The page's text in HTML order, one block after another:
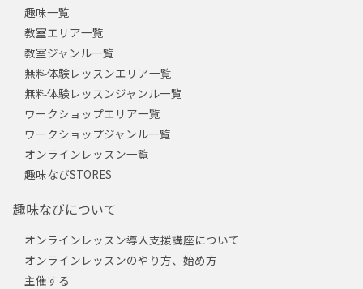
趣味一覧
教室エリア一覧
教室ジャンル一覧
無料体験レッスンエリア一覧
無料体験レッスンジャンル一覧
ワークショップエリア一覧
ワークショップジャンル一覧
オンラインレッスン一覧
趣味なびSTORES
趣味なびについて
オンラインレッスン導入支援講座について
オンラインレッスンのやり方、始め方
主催する